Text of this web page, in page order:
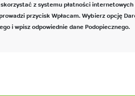
z systemu płatności
przycisk Wpłacam. Wybierz opcję
i wpisz odpowiednie dane Podopiecznego.